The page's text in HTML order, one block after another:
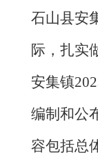
石山县安
际，扎实
安集镇
编制和公
容包括总